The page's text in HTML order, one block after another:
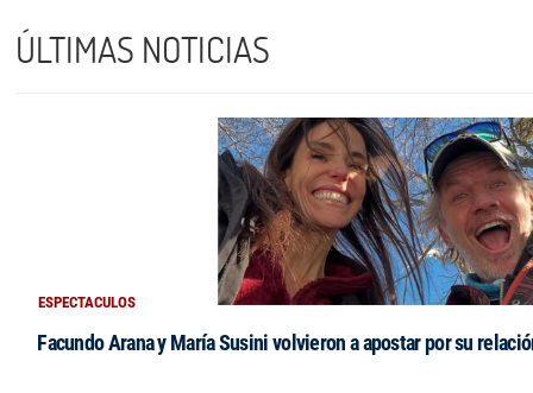
ÚLTIMAS NOTICIAS
ESPECTACULOS
Facundo Arana y María Susini volvieron a apostar por su